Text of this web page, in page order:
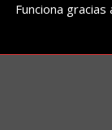
Funciona